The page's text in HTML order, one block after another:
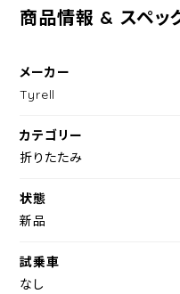
商品情報 & スペッ
メーカー
Tyrell
カテゴリー
折りたたみ
状態
新品
試乗車
なし